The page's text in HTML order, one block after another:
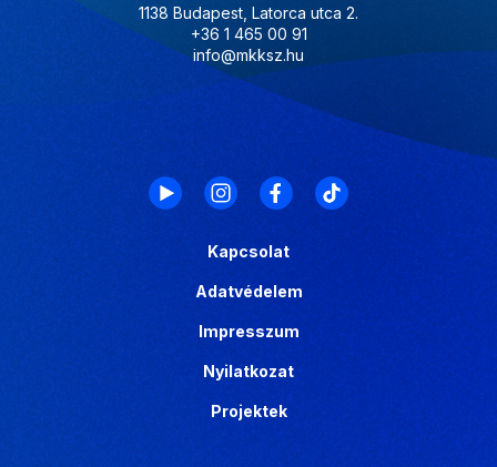
1138 Budapest, Latorca utca 2.
+36 1 465 00 91
info@mkksz.hu
Kapcsolat
Adatvédelem
Impresszum
Nyilatkozat
Projektek